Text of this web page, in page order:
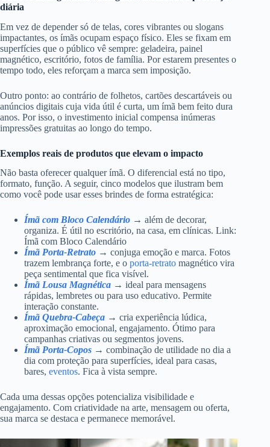
diária
Em vez de depender só de telas, cores vibrantes ou slogans
impactantes, os ímãs ocupam espaço físico. Eles se fixam em
superfícies que o público vê sempre: geladeira, painel
magnético, escritório, fotos de família. Por estarem presentes o
tempo todo, eles reforçam a marca sem imposição.
Outro ponto: ao contrário de folhetos, cartões descartáveis ou
anúncios digitais cuja vida útil é curta, um ímã bem feito dura
anos. Por isso, o investimento inicial compensa inúmeras
impressões gratuitas ao longo do tempo.
Exemplos reais de produtos que elevam o impacto
Não basta oferecer qualquer ímã. O diferencial está no tipo,
formato, função. A seguir, cinco modelos que ilustram bem
como você pode usar esses brindes de forma estratégica:
Ímã com Bloco Calendário → além de decorar,
organiza. É útil no escritório, na casa, em clínicas. Link:
Ímã com Bloco Calendário
Ímã Porta-Retrato → conjuga emoção e marca. Fotos
trazem lembrança forte, e o porta-retrato magnético vira
peça sentimental que fica visível.
Ímã Lousa Magnética → ideal para mensagens
rápidas, lembretes ou para uso educativo. Permite
interação constante.
Ímã Quebra-Cabeça → cria experiência lúdica,
aproximação emocional, engajamento. Ótimo para
campanhas criativas ou segmentos jovens.
Ímã Porta-Copos → combinação de utilidade no dia a
dia com proteção para superfícies, ideal para casas,
bares, eventos. Fica à vista sempre.
Cada uma dessas opções potencializa visibilidade e
engajamento. Com criatividade na arte, mensagem ou oferta,
sua marca se destaca e permanece memorável.